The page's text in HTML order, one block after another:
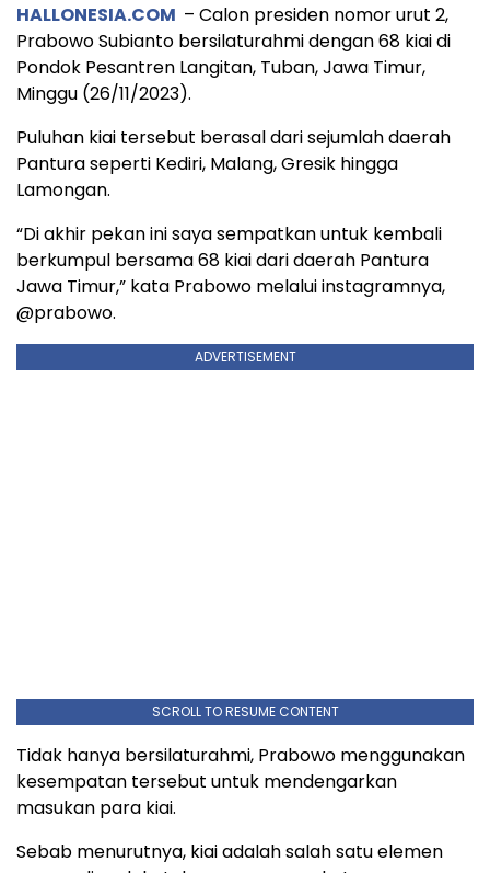
HALLONESIA.COM – Calon presiden nomor urut 2,
Prabowo Subianto bersilaturahmi dengan 68 kiai di
Pondok Pesantren Langitan, Tuban, Jawa Timur,
Minggu (26/11/2023).
Puluhan kiai tersebut berasal dari sejumlah daerah
Pantura seperti Kediri, Malang, Gresik hingga
Lamongan.
“Di akhir pekan ini saya sempatkan untuk kembali
berkumpul bersama 68 kiai dari daerah Pantura
Jawa Timur,” kata Prabowo melalui instagramnya,
@prabowo.
ADVERTISEMENT
SCROLL TO RESUME CONTENT
Tidak hanya bersilaturahmi, Prabowo menggunakan
kesempatan tersebut untuk mendengarkan
masukan para kiai.
Sebab menurutnya, kiai adalah salah satu elemen